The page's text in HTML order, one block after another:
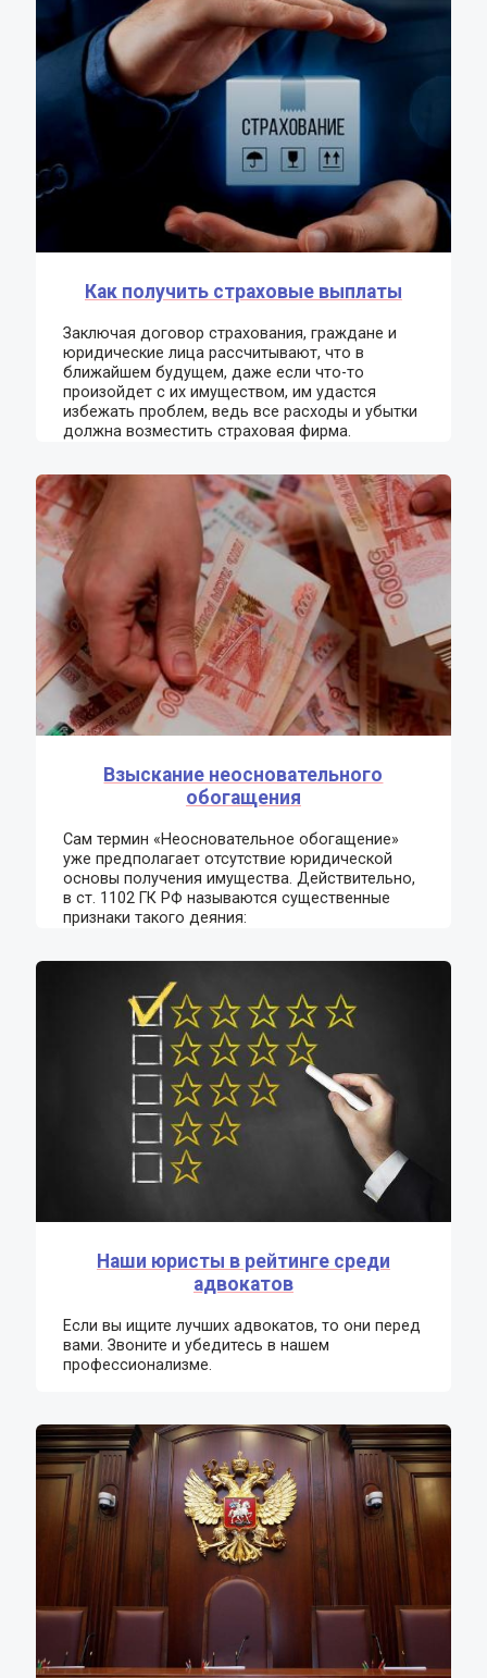
Как получить страховые выплаты
Заключая договор страхования, граждане и
юридические лица рассчитывают, что в
ближайшем будущем, даже если что-то
произойдет с их имуществом, им удастся
избежать проблем, ведь все расходы и убытки
должна возместить страховая фирма.
Взыскание неосновательного
обогащения
Сам термин «Неосновательное обогащение»
уже предполагает отсутствие юридической
основы получения имущества. Действительно,
в ст. 1102 ГК РФ называются существенные
признаки такого деяния:
Наши юристы в рейтинге среди
адвокатов
Если вы ищите лучших адвокатов, то они перед
вами. Звоните и убедитесь в нашем
профессионализме.